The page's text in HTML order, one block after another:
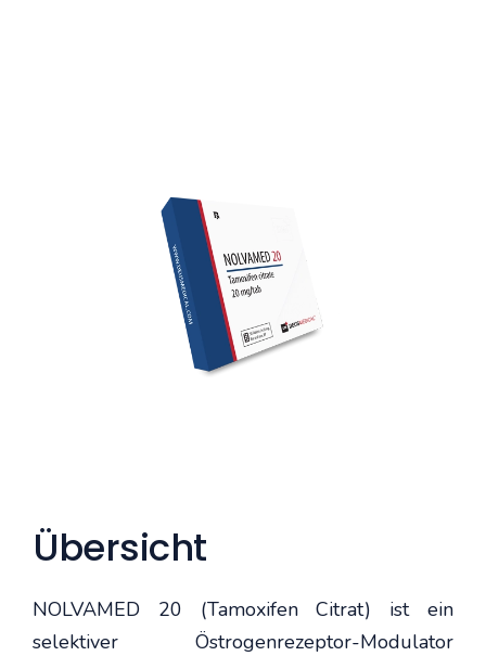
Übersicht
NOLVAMED 20 (Tamoxifen Citrat) ist ein
selektiver Östrogenrezeptor-Modulator